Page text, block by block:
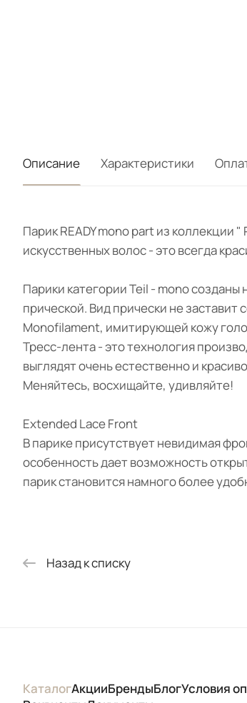
Описание Характеристики
Парик READY mono part из коллекции
искусственных волос - это всегда
Парики категории Teil - mono
прической. Вид прически не
Monofilament, имитирующей кожу
Тресс-лента - это технология
выглядят очень естественно и
Меняйтесь, восхищайте, удивляйте!
Extended Lace Front
В парике присутствует невидимая
особенность дает возможность
парик становится намного более
Назад к списку
КаталогАкцииБрендыБлогУсловия